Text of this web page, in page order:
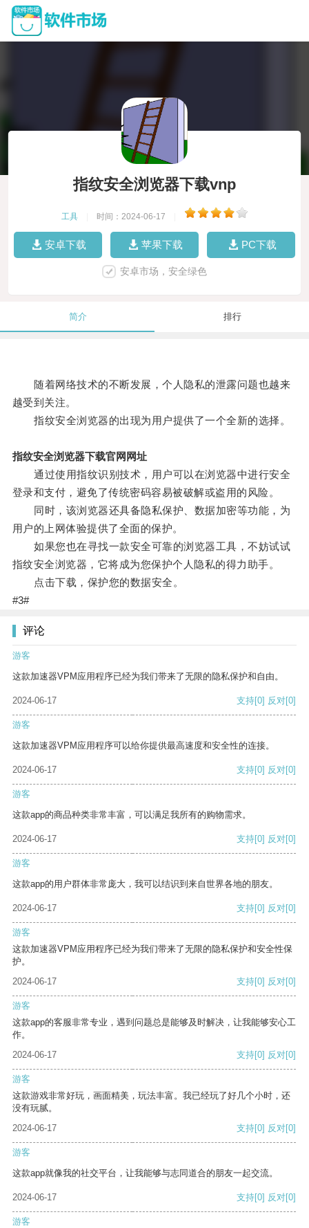
指纹安全浏览器下载vnp
工具 时间：2024-06-17
安卓下载 苹果下载 PC下载
安卓市场，安全绿色
简介 排行
随着网络技术的不断发展，个人隐私的泄露问题也越来
越受到关注。
指纹安全浏览器的出现为用户提供了一个全新的选择。
指纹安全浏览器下载官网网址
通过使用指纹识别技术，用户可以在浏览器中进行安全
登录和支付，避免了传统密码容易被破解或盗用的风险。
同时，该浏览器还具备隐私保护、数据加密等功能，为
用户的上网体验提供了全面的保护。
如果您也在寻找一款安全可靠的浏览器工具，不妨试试
指纹安全浏览器，它将成为您保护个人隐私的得力助手。
点击下载，保护您的数据安全。
#3#
评论
游客
这款加速器VPM应用程序已经为我们带来了无限的隐私保护和自由。
2024-06-17 支持[0] 反对[0]
游客
这款加速器VPM应用程序可以给你提供最高速度和安全性的连接。
2024-06-17 支持[0] 反对[0]
游客
这款app的商品种类非常丰富，可以满足我所有的购物需求。
2024-06-17 支持[0] 反对[0]
游客
这款app的用户群体非常庞大，我可以结识到来自世界各地的朋友。
2024-06-17 支持[0] 反对[0]
游客
这款加速器VPM应用程序已经为我们带来了无限的隐私保护和安全性保
护。
2024-06-17
支持[0] 反对[0]
游客
这款app的客服非常专业，遇到问题总是能够及时解决，让我能够安心工
作。
2024-06-17
支持[0] 反对[0]
游客
这款游戏非常好玩，画面精美，玩法丰富。我已经玩了好几个小时，还
没有玩腻。
2024-06-17
支持[0] 反对[0]
游客
这款app就像我的社交平台，让我能够与志同道合的朋友一起交流。
2024-06-17 支持[0] 反对[0]
游客